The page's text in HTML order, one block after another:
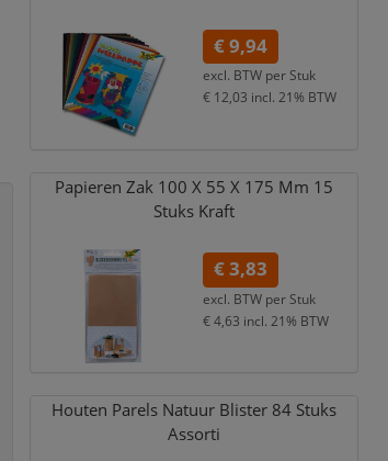
€ 9,94
excl. BTW per Stuk
€ 12,03 incl. 21% BTW
Papieren Zak 100 X 55 X 175 Mm 15
Stuks Kraft
€ 3,83
excl. BTW per Stuk
€ 4,63 incl. 21% BTW
Houten Parels Natuur Blister 84 Stuks
Assorti